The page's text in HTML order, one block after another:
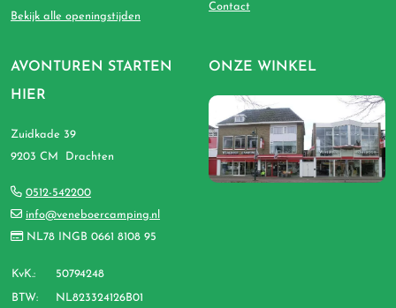
AVONTUREN STARTEN
HIER
Zuidkade 39
9203 CM Drachten
0512-542200
info@veneboercamping.nl
NL78 INGB 0661 8108 95
KvK.: 50794248
BTW: NL823324126B01
Bekijk alle openingstijden
Contact
ONZE WINKEL